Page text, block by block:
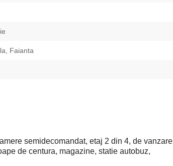
Faianta
semidecomandat, etaj 2 din 4, de vanzare
de centura, magazine, statie autobuz,